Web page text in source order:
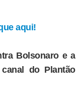
aqui!
Bolsonaro e a
do Plantão